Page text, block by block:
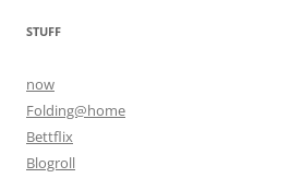
STUFF
now
Folding@home
Bettflix
Blogroll